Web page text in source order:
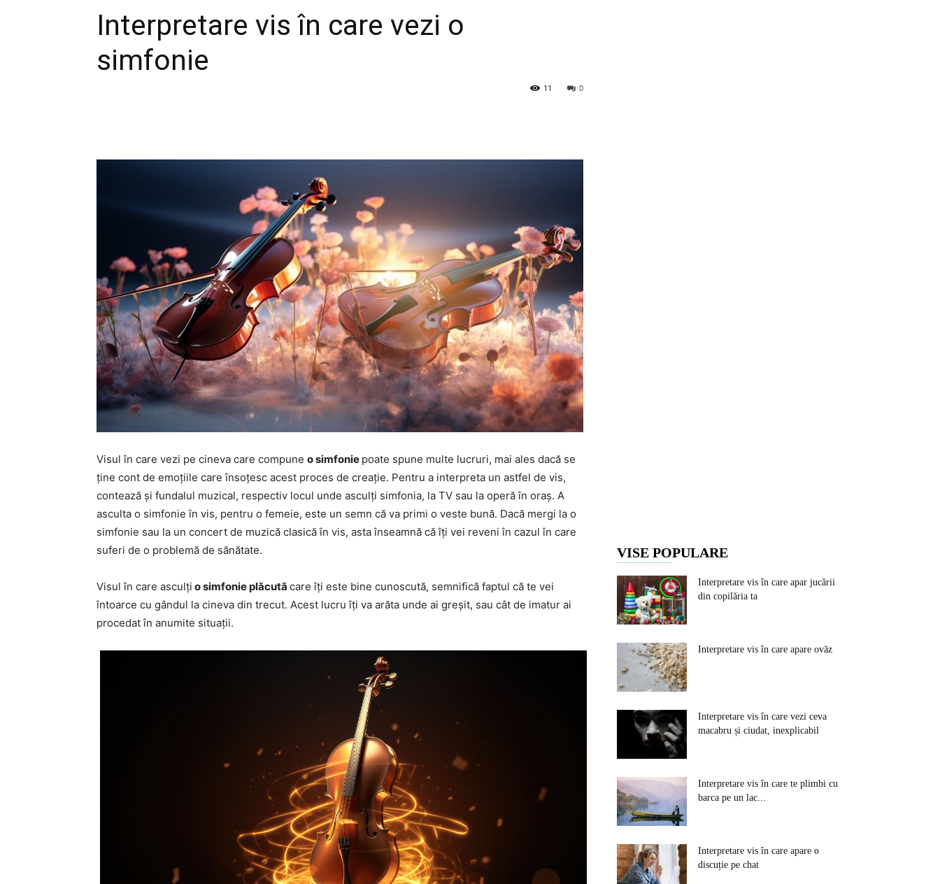
Interpretare vis în care vezi o
simfonie
0
11
Visul în care vezi pe cineva care compune o simfonie poate spune multe lucruri, mai ales dacă se
ține cont de emoțiile care însoțesc acest proces de creație. Pentru a interpreta un astfel de vis,
contează și fundalul muzical, respectiv locul unde asculți simfonia, la TV sau la operă în oraș. A
asculta o simfonie în vis, pentru o femeie, este un semn că va primi o veste bună. Dacă mergi la o
simfonie sau la un concert de muzică clasică în vis, asta înseamnă că îți vei reveni în cazul în care
suferi de o problemă de sănătate.
Visul în care asculți o simfonie plăcută care îți este bine cunoscută, semnifică faptul că te vei
întoarce cu gândul la cineva din trecut. Acest lucru îți va arăta unde ai greșit, sau cât de imatur ai
procedat în anumite situații.
VISE POPULARE
Interpretare vis în care apar jucării
din copilăria ta
Interpretare vis în care apare ovăz
Interpretare vis în care vezi ceva
macabru și ciudat, inexplicabil
Interpretare vis în care te plimbi cu
barca pe un lac...
Interpretare vis în care apare o
discuție pe chat